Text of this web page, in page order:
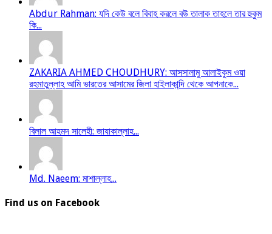
Abdur Rahman: যদি কেউ বলে বিবাহ করলে বউ তালাক তাহলে তার হুকুম
কি...
ZAKARIA AHMED CHOUDHURY: আসসালামু আলাইকুম ওয়া
রহমাতুল্লাহ আমি ভারতের আসামের জিলা হাইলাকান্দি থেকে আপনাকে...
বিলাল আহমদ সালেহী: জাযাকাল্লাহ...
Md. Naeem: মাশাল্লাহ...
Find us on Facebook